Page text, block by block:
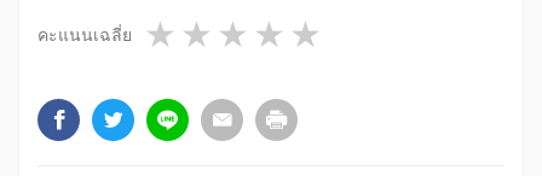
คะแนนเฉลี่ย 4 stars
3 stars
2 stars
1 star